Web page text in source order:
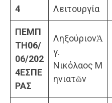
4
Λειτουργία
ΠΕΜΠ
ΤΗ06/
06/202
4ΕΣΠΕ
ΡΑΣ
ΛηξούριονἉ
γ.
Νικόλαος Μ
ηνιατῶν